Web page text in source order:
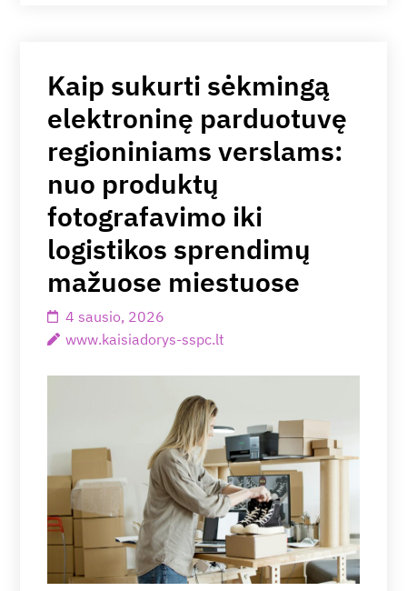
Kaip sukurti sėkmingą
elektroninę parduotuvę
regioniniams verslams:
nuo produktų
fotografavimo iki
logistikos sprendimų
mažuose miestuose
4 sausio, 2026
www.kaisiadorys-sspc.lt